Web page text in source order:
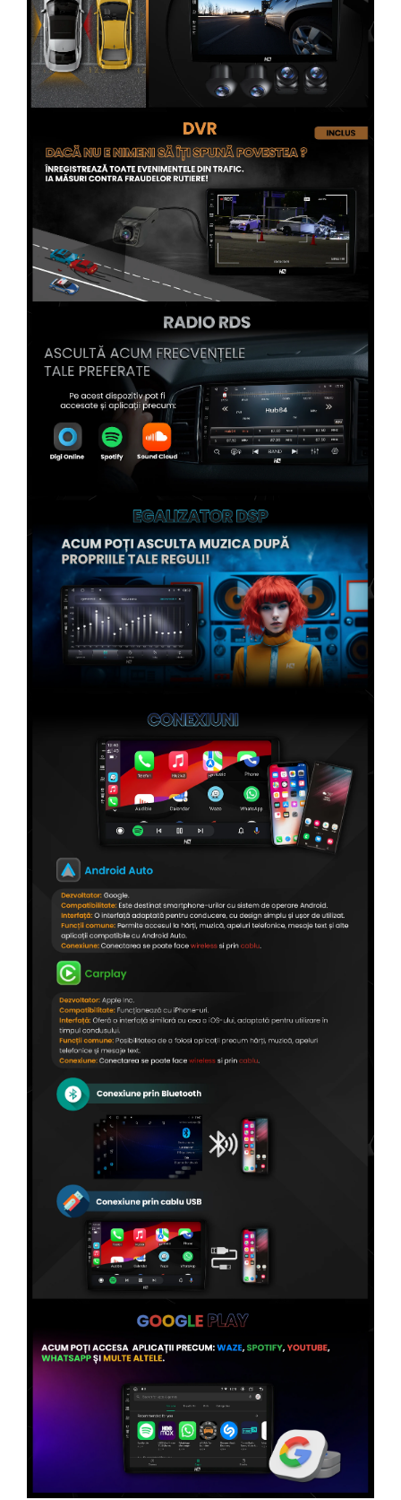
Conectică Honda
Conectică BMW
Conectică BMW
Conectică Chevrolet
Conectică Renault
Conectică Kia
Conectică Mitsubishi
Conectică Seat
Conectică Porsche
Conectică Daihatsu
Conectică Alfa Romeo
Conectică Nissan
Conectică Peugeot
Conectică Isuzu
Conectică Mazda
Conectică Subaru
Conectică Iveco
Conectică Iveco
Conectică Dacia
Conectică Volvo
Conectică Smart
Conectică Chrysler
Conectică Land Rover
Conectică Ssangyong